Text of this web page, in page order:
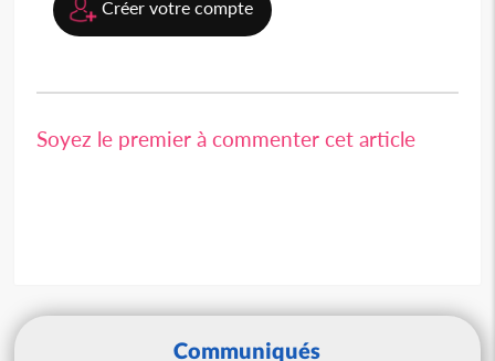
Créer votre compte
Soyez le premier à commenter cet article
Communiqués